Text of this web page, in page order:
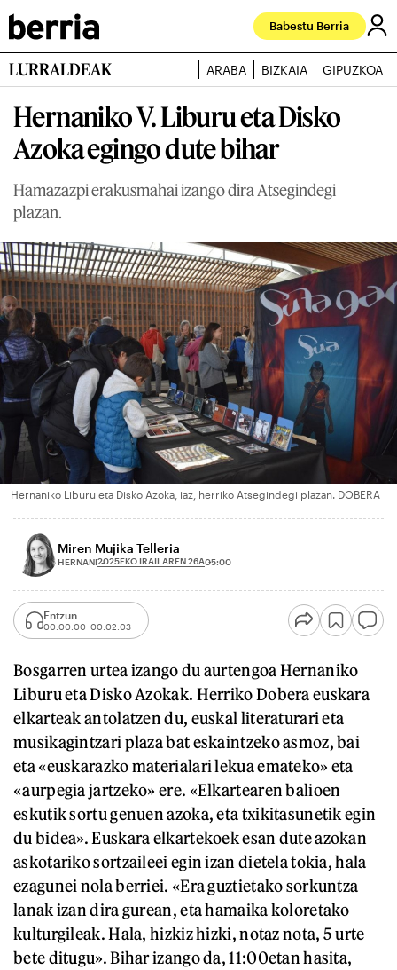
Babestu Berria
LURRALDEAK ARABA BIZKAIA GIPUZKOA
Hernaniko V. Liburu eta Disko
Azoka egingo dute bihar
Hamazazpi erakusmahai izango dira Atsegindegi
plazan.
Hernaniko Liburu eta Disko Azoka, iaz, herriko Atsegindegi plazan. DOBERA
Miren Mujika Telleria
HERNANI2025EKO IRAILAREN 26A05:00
Entzun
00:00:00 00:02:03
Bosgarren urtea izango du aurtengoa Hernaniko
Liburu eta Disko Azokak. Herriko Dobera euskara
elkarteak antolatzen du, euskal literaturari eta
musikagintzari plaza bat eskaintzeko asmoz, bai
eta «euskarazko materialari lekua emateko» eta
«aurpegia jartzeko» ere. «Elkartearen balioen
eskutik sortu genuen azoka, eta txikitasunetik egin
du bidea». Euskara elkartekoek esan dute azokan
askotariko sortzaileei egin izan dietela tokia, hala
ezagunei nola berriei. «Era guztietako sorkuntza
lanak izan dira gurean, eta hamaika koloretako
kulturgileak. Hala, hizkiz hizki, notaz nota, 5 urte
bete ditugu». Bihar izango da, 11:00etan hasita,